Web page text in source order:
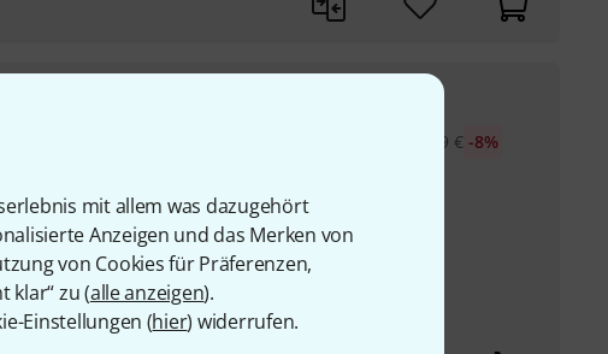
mit allem was dazugehört
Anzeigen und das Merken von
von Cookies für Präferenzen,
klar“ zu (alle anzeigen).
Einstellungen (hier) widerrufen.
Sprache, ...
wechselbaren
zur individuellen
...
649 € -8%